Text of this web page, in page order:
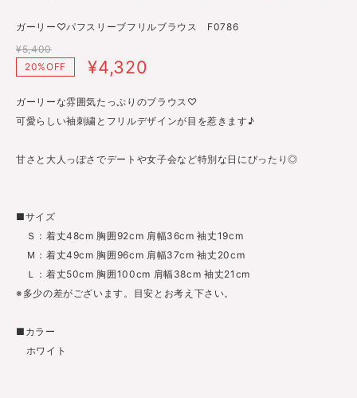
ガーリー♡パフスリーブフリルブラウス F0786
¥5,400
20%OFF
¥4,320
ガーリーな雰囲気たっぷりのブラウス♡
可愛らしい袖刺繍とフリルデザインが目を惹きます♪
甘さと大人っぽさでデートや女子会など特別な日にぴったり◎
■サイズ
Ｓ：着丈48cm 胸囲92cm 肩幅36cm 袖丈19cm
Ｍ：着丈49cm 胸囲96cm 肩幅37cm 袖丈20cm
Ｌ：着丈50cm 胸囲100cm 肩幅38cm 袖丈21cm
※多少の差がございます。目安とお考え下さい。
■カラー
ホワイト